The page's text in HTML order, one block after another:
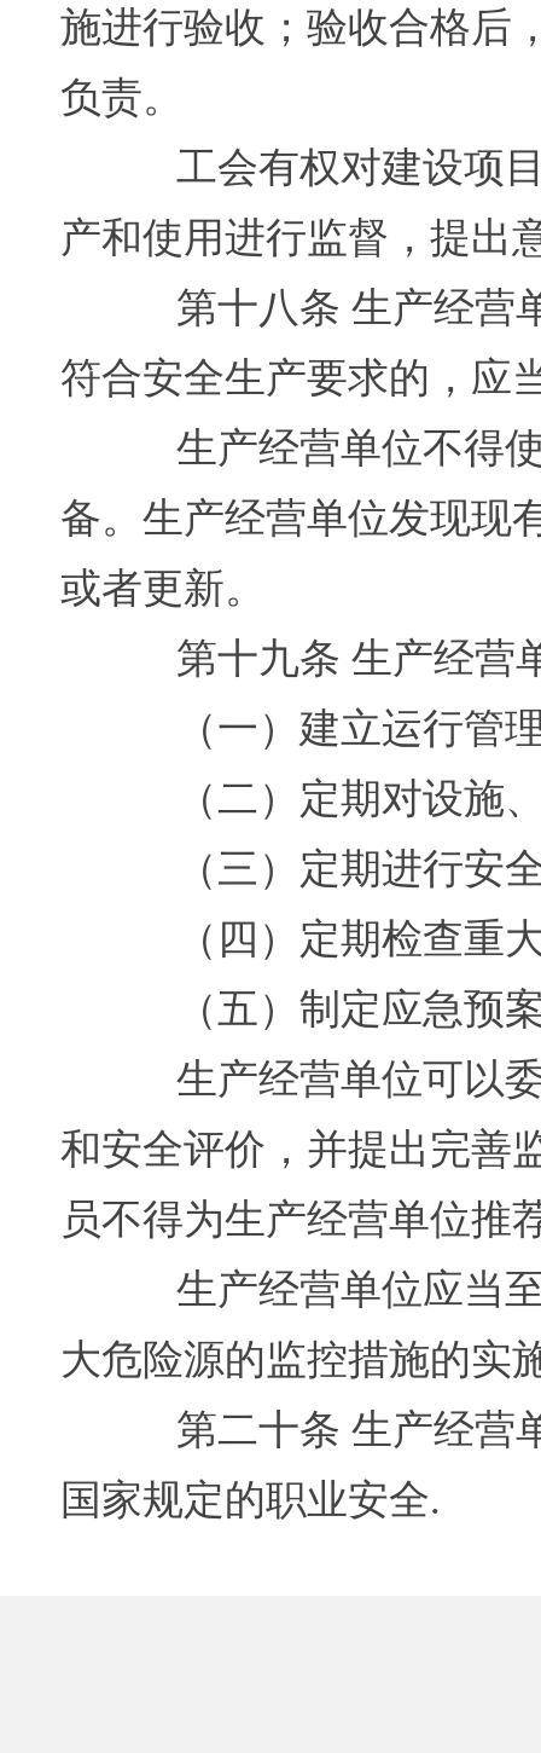
施进行验收；验收合格后
负责。
工会有权对建设项目
产和使用进行监督，提出
第十八条 生产经营单
符合安全生产要求的，应
生产经营单位不得使
备。生产经营单位发现现
或者更新。
第十九条 生产经营单
（一）建立运行管
（二）定期对设施、
（三）定期进行安
（四）定期检查重大
（五）制定应急预案
生产经营单位可以委
和安全评价，并提出完善
员不得为生产经营单位推
生产经营单位应当至
大危险源的监控措施的实
第二十条 生产经营单
国家规定的职业安全.